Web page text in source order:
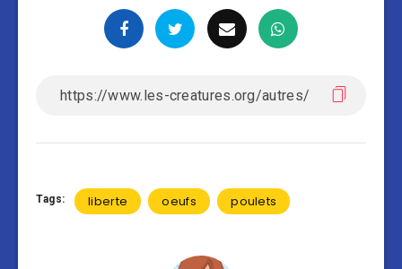
Tags: liberte oeufs poulets